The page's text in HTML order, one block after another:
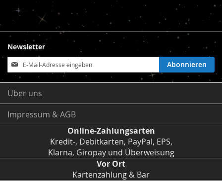
Newsletter
Anmeldung
zum
Newsletter:
Abonnieren
Über uns
Impressum & AGB
Online-Zahlungsarten
Kredit-, Debitkarten, PayPal, EPS,
Klarna, Giropay und Überweisung
Vor Ort
Kartenzahlung & Bar